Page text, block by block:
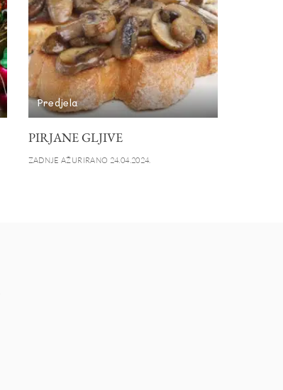
Predjela
PIRJANE GLJIVE
ZADNJE AŽURIRANO 24.04.2024.